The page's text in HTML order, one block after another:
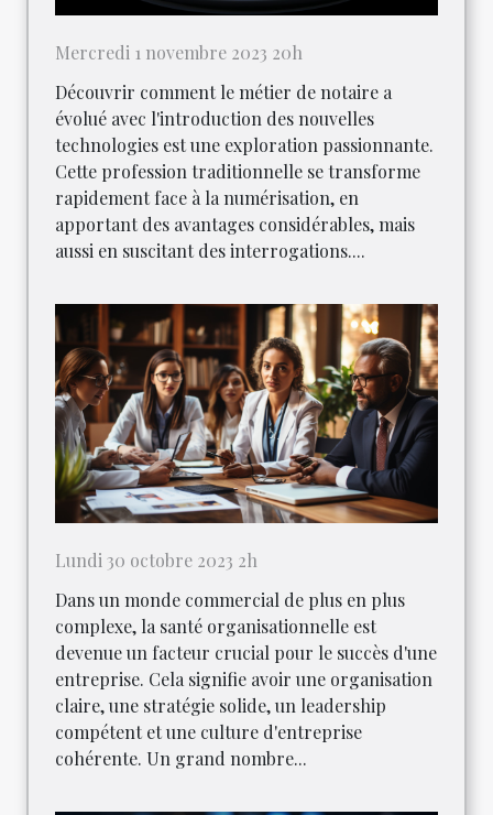
Mercredi 1 novembre 2023 20h
Découvrir comment le métier de notaire a
évolué avec l'introduction des nouvelles
technologies est une exploration passionnante.
Cette profession traditionnelle se transforme
rapidement face à la numérisation, en
apportant des avantages considérables, mais
aussi en suscitant des interrogations....
Lundi 30 octobre 2023 2h
Dans un monde commercial de plus en plus
complexe, la santé organisationnelle est
devenue un facteur crucial pour le succès d'une
entreprise. Cela signifie avoir une organisation
claire, une stratégie solide, un leadership
compétent et une culture d'entreprise
cohérente. Un grand nombre...